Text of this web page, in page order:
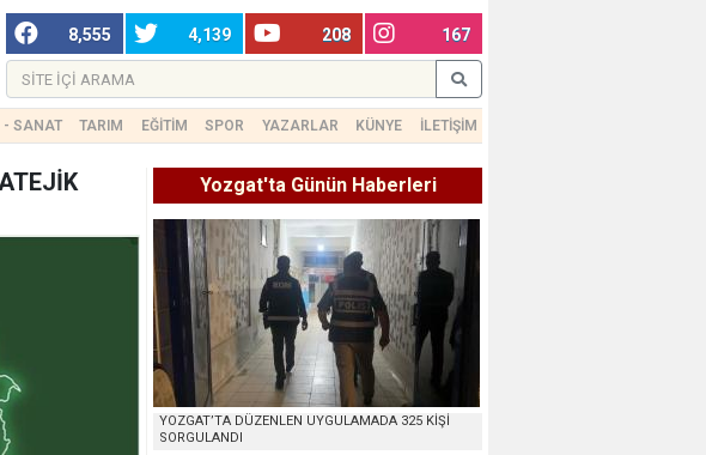
8,555 4,139 208 167
- SANAT TARIM EĞİTİM SPOR YAZARLAR KÜNYE İLETİŞİM
Yozgat'ta Günün Haberleri
YOZGAT’TA DÜZENLEN UYGULAMADA 325 KİŞİ
SORGULANDI